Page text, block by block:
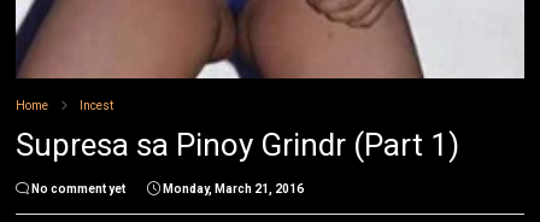
Home Incest
Supresa sa Pinoy Grindr (Part 1)
No comment yet Monday, March 21, 2016